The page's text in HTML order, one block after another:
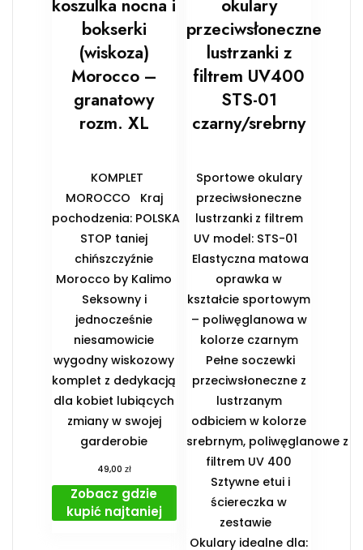
koszulka nocna i
bokserki
(wiskoza)
Morocco –
granatowy
rozm. XL
KOMPLET
MOROCCO Kraj
pochodzenia: POLSKA
STOP taniej
chińszczyźnie
Morocco by Kalimo
Seksowny i
jednocześnie
niesamowicie
wygodny wiskozowy
komplet z dedykacją
dla kobiet lubiących
zmiany w swojej
garderobie
49,00 zł
Zobacz gdzie
kupić najtaniej
okulary
przeciwsłoneczne
lustrzanki z
filtrem UV400
STS-01
czarny/srebrny
Sportowe okulary
przeciwsłoneczne
lustrzanki z filtrem
UV model: STS-01
Elastyczna matowa
oprawka w
kształcie sportowym
– poliwęglanowa w
kolorze czarnym
Pełne soczewki
przeciwsłoneczne z
lustrzanym
odbiciem w kolorze
srebrnym, poliwęglanowe z
filtrem UV 400
Sztywne etui i
ściereczka w
zestawie
️Okulary idealne dla: